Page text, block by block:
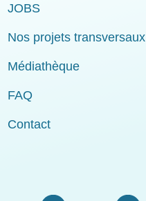
JOBS
Nos projets transversaux
Médiathèque
FAQ
Contact